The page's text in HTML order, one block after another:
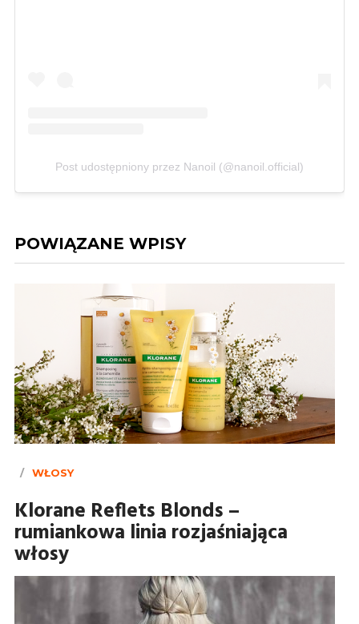
Post udostępniony przez Nanoil (@nanoil.official)
POWIĄZANE WPISY
WŁOSY
Klorane Reflets Blonds –
rumiankowa linia rozjaśniająca
włosy